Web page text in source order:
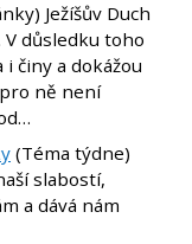
Ježíšův Duch
V důsledku toho
i činy a dokážou
ně není
(Téma týdne)
slabostí,
a dává nám